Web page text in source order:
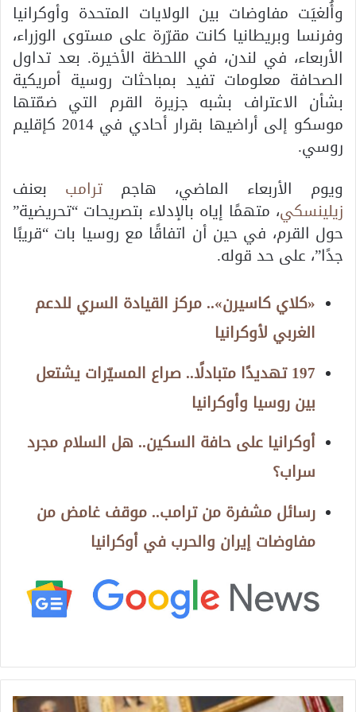
وأُلغيَت مفاوضات بين الولايات المتحدة وأوكرانيا
وفرنسا وبريطانيا كانت مقرّرة على مستوى الوزراء،
الأربعاء، في لندن، في اللحظة الأخيرة. بعد تداول
الصحافة معلومات تفيد بمباحثات روسية أمريكية
بشأن الاعتراف بشبه جزيرة القرم التي ضمّتها
موسكو إلى أراضيها بقرار أحادي في 2014 كإقليم
روسي.
ويوم الأربعاء الماضي، هاجم ترامب بعنف
زيلينسكي، متهمًا إياه بالإدلاء بتصريحات “تحريضية”
حول القرم، في حين أن اتفاقًا مع روسيا بات “قريبًا
جدًا”، على حد قوله.
«كلاي كاسيرن».. مركز القيادة السري للدعم
الغربي لأوكرانيا
197 تهديدًا متبادلًا.. صراع المسيّرات يشتعل
بين روسيا وأوكرانيا
أوكرانيا على حافة السكين.. هل السلام مجرد
سراب؟
رسائل مشفرة من ترامب.. موقف غامض من
مفاوضات إيران والحرب في أوكرانيا